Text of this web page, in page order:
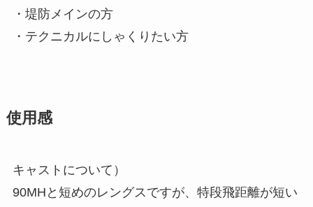
・堤防メインの方
・テクニカルにしゃくりたい方
使用感
キャストについて）
90MHと短めのレングスですが、特段飛距離が短い